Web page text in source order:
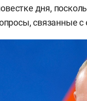
дня,
связанные с